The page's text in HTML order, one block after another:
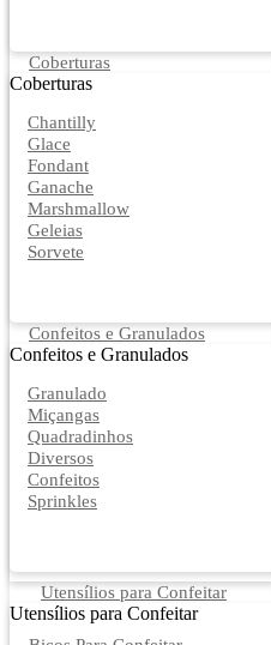
Coberturas
Coberturas
Chantilly
Glace
Fondant
Ganache
Marshmallow
Geleias
Sorvete
Confeitos e Granulados
Confeitos e Granulados
Granulado
Miçangas
Quadradinhos
Diversos
Confeitos
Sprinkles
Utensílios para Confeitar
Utensílios para Confeitar